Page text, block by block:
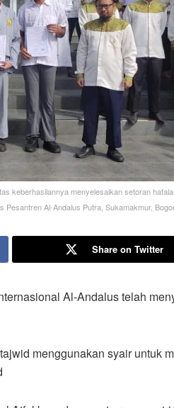
keberhasilannya menyelesaikan setoran
Pesantren Al-Andalus Putra, Sukamakmur,
Share on Twitter
Al-Andalus telah
menggunakan syair untuk